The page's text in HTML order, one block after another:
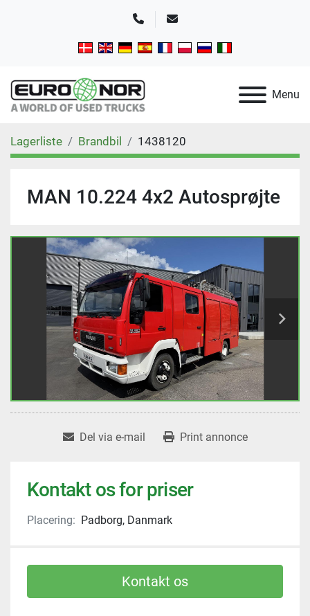
TelefonE-mail
Menu
Lagerliste Brandbil 1438120
MAN 10.224 4x2 Autosprøjte
Del via e-mail Print annonce
Kontakt os for priser
Placering: Padborg, Danmark
Kontakt os